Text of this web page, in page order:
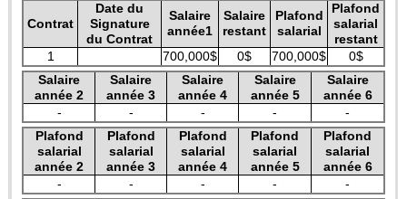
Contrat
Date du
Signature
du Contrat
Salaire
année1
Salaire
restant
Plafond
salarial
Plafond
salarial
restant
1
700,000$ 0$ 700,000$
0$
Salaire
année 2
Salaire
année 3
Salaire
année 4
Salaire
année 5
Salaire
année 6
-
- - -
-
Plafond
salarial
année 2
Plafond
salarial
année 3
Plafond
salarial
année 4
Plafond
salarial
année 5
Plafond
salarial
année 6
-
- - -
-